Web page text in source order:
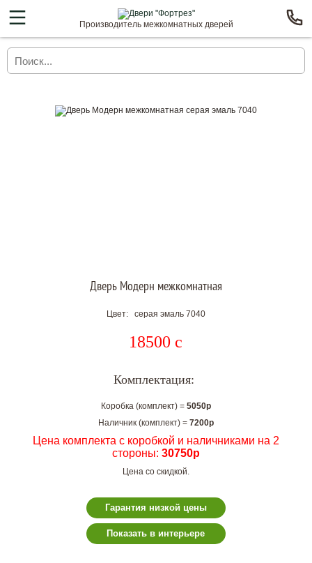
Производитель межкомнатных дверей
Дверь Модерн межкомнатная
Цвет: серая эмаль 7040
18500 c
Комплектация:
Коробка (комплект) = 5050р
Наличник (комплект) = 7200р
Цена комплекта с коробкой и наличниками на 2
стороны: 30750р
Цена со скидкой.
Гарантия низкой цены
Показать в интерьере